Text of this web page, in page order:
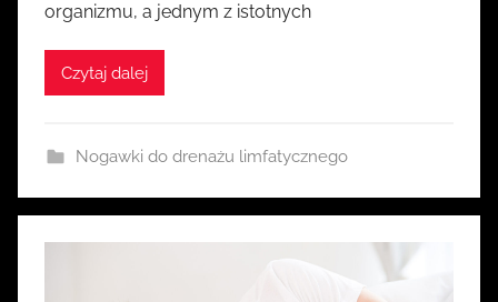
k
organizmu, a jednym z istotnych
Czytaj dalej
Nogawki do drenażu limfatycznego